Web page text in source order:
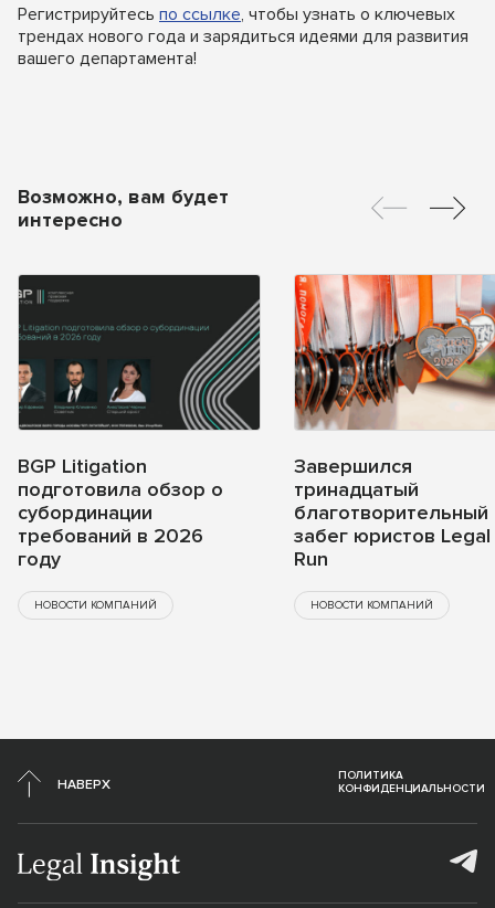
Регистрируйтесь по ссылке, чтобы узнать о ключевых
трендах нового года и зарядиться идеями для развития
вашего департамента!
Возможно, вам будет
интересно
BGP Litigation
подготовила обзор о
субординации
требований в 2026
году
НОВОСТИ КОМПАНИЙ
Завершился
тринадцатый
благотворительный
забег юристов Legal
Run
НОВОСТИ КОМПАНИЙ
НАВЕРХ
ПОЛИТИКА
КОНФИДЕНЦИАЛЬНОСТИ